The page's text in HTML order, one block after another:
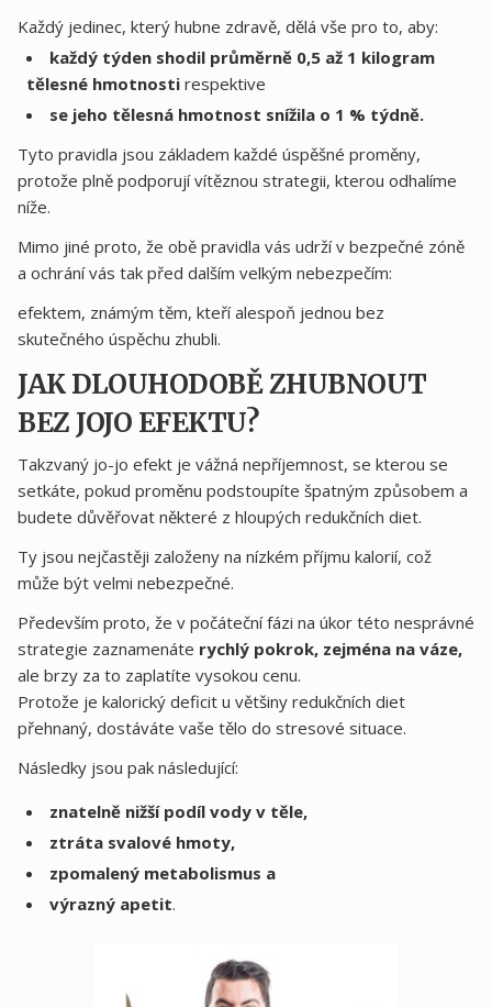
Každý jedinec, který hubne zdravě, dělá vše pro to, aby:
každý týden shodil průměrně 0,5 až 1 kilogram
tělesné hmotnosti respektive
se jeho tělesná hmotnost snížila o 1 % týdně.
Tyto pravidla jsou základem každé úspěšné proměny,
protože plně podporují vítěznou strategii, kterou odhalíme
níže.
Mimo jiné proto, že obě pravidla vás udrží v bezpečné zóně
a ochrání vás tak před dalším velkým nebezpečím:
efektem, známým těm, kteří alespoň jednou bez
skutečného úspěchu zhubli.
JAK DLOUHODOBĚ ZHUBNOUT
BEZ JOJO EFEKTU?
Takzvaný jo-jo efekt je vážná nepříjemnost, se kterou se
setkáte, pokud proměnu podstoupíte špatným způsobem a
budete důvěřovat některé z hloupých redukčních diet.
Ty jsou nejčastěji založeny na nízkém příjmu kalorií, což
může být velmi nebezpečné.
Především proto, že v počáteční fázi na úkor této nesprávné
strategie zaznamenáte rychlý pokrok, zejména na váze,
ale brzy za to zaplatíte vysokou cenu.
Protože je kalorický deficit u většiny redukčních diet
přehnaný, dostáváte vaše tělo do stresové situace.
Následky jsou pak následující:
znatelně nižší podíl vody v těle,
ztráta svalové hmoty,
zpomalený metabolismus a
výrazný apetit.